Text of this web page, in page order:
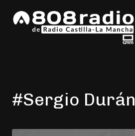
#Sergio Durán